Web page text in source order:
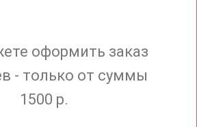
оформить заказ
- только от суммы
1500 р.